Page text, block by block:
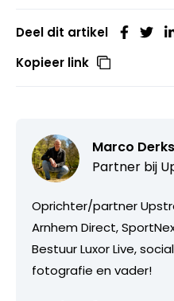
Deel dit artikel
Kopieer link
Marco
Partner bij
Oprichter/partner
Arnhem Direct,
Bestuur Luxor Live,
fotografie en vader!